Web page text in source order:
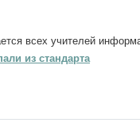
всех учителей
из стандарта